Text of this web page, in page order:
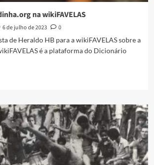
na wikiFAVELAS
6 de julho de 2023
0
de Heraldo HB para a wikiFAVELAS sobre a
é a plataforma do Dicionário